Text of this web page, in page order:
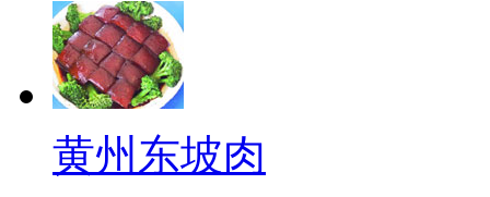
黄州东坡肉